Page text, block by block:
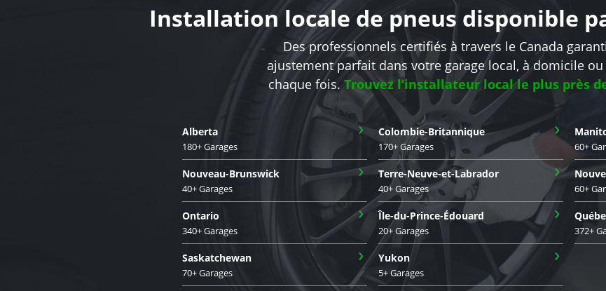
Installation locale de pneus disponible
Des professionnels certifiés à travers le Canada
ajustement parfait dans votre garage local, à domicile ou
chaque fois. Trouvez l’installateur local le plus près
Alberta
180+ Garages
› Colombie-Britannique
170+ Garages
›
60+
Nouveau-Brunswick
40+ Garages
› Terre-Neuve-et-Labrador
40+ Garages
›
60+
Ontario
340+ Garages
› Île-du-Prince-Édouard
20+ Garages
›
372+
Saskatchewan
70+ Garages
› Yukon
5+ Garages
›